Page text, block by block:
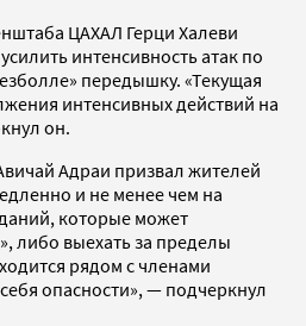
ЦАХАЛ Герци Халеви
интенсивность атак по
передышку. «Текущая
интенсивных действий на
он.
Адраи призвал жителей
и не менее чем на
которые может
либо выехать за пределы
рядом с членами
опасности», — подчеркнул